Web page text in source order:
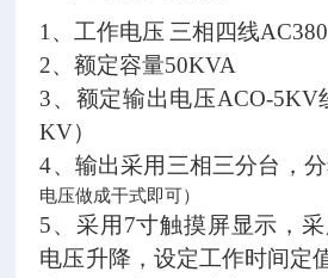
1 、工作电压 三相四线
2、额定容量50KVA
3、额定输出电压ACO-5KV
KV）
4、输出采用三相三分台，
电压做成干式即可）
5、采用 7寸触摸屏显示，采
电压升降，设定工作时间定